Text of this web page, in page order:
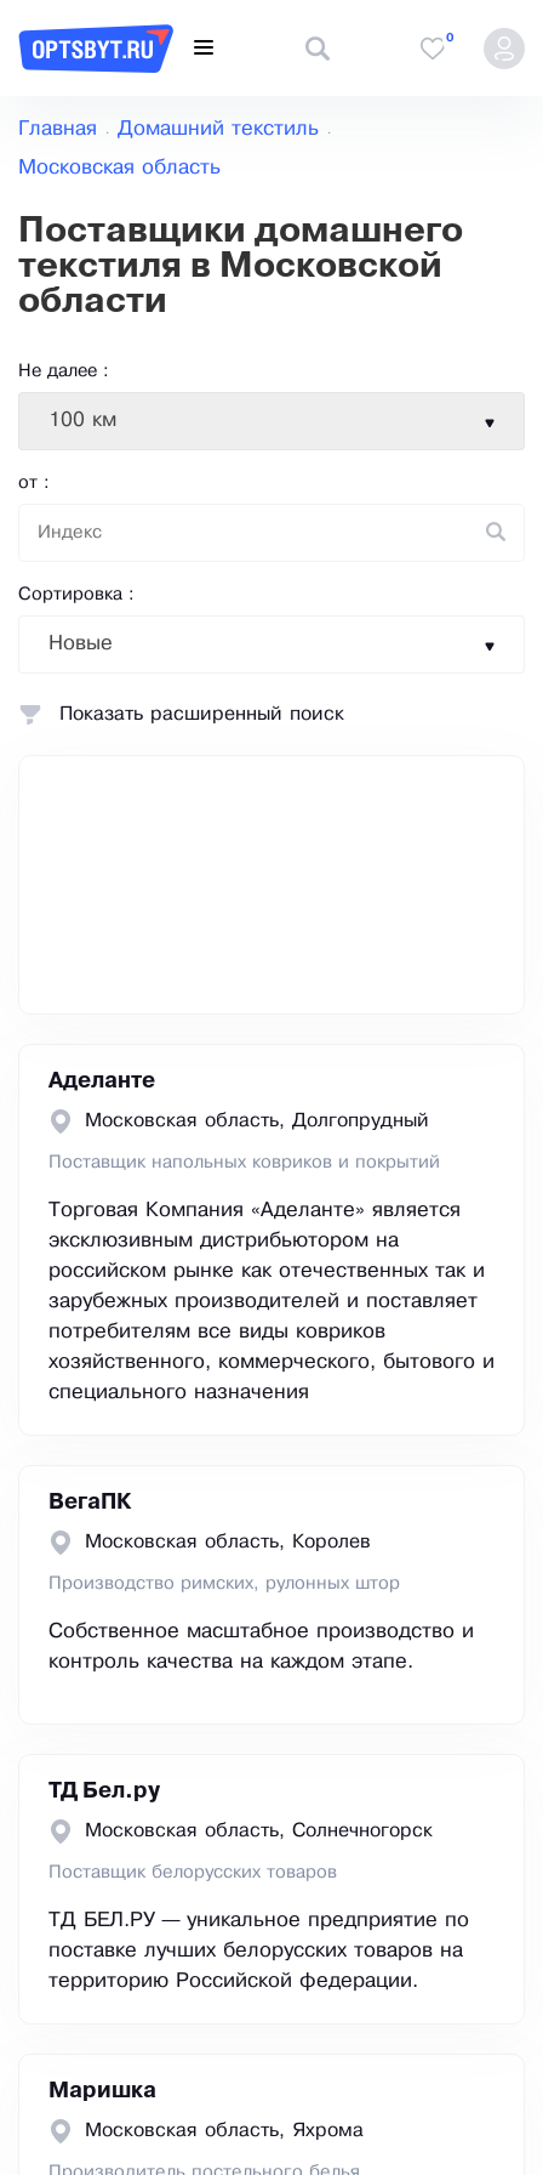
0
Главная Домашний текстиль
Московская область
Поставщики домашнего
текстиля в Московской
области
Не далее :
100 км
от :
Сортировка :
Новые
Аделанте
Московская область, Долгопрудный
Поставщик напольных ковриков и покрытий
Торговая Компания «Аделанте» является
эксклюзивным дистрибьютором на
российском рынке как отечественных так и
зарубежных производителей и поставляет
потребителям все виды ковриков
хозяйственного, коммерческого, бытового и
специального назначения
ВегаПК
Московская область, Королев
Производство римских, рулонных штор
Собственное масштабное производство и
контроль качества на каждом этапе.
ТД Бел.ру
Московская область, Сoлнeчнoгopcк
Поставщик белорусских товаров
ТД БЕЛ.РУ — уникальное предприятие по
поставке лучших белорусских товаров на
территорию Российской федерации.
Маришка
Московская область, Яхрома
Показать расширенный поиск